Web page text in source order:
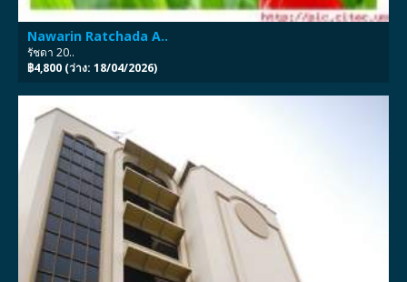
Nawarin Ratchada A..
รัชดา 20..
฿4,800 (ว่าง: 18/04/2026)